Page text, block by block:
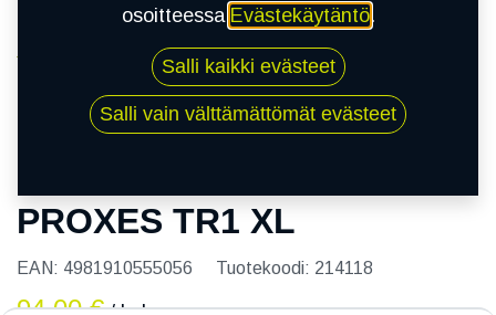
195/45R17 85W TOYO PROXES TR1 XL
PROXES TR1 XL
EAN: 4981910555056 Tuotekoodi: 214118
94,00€
osoitteessa Evästekäytäntö.
Salli kaikki evästeet
Salli vain välttämättömät evästeet